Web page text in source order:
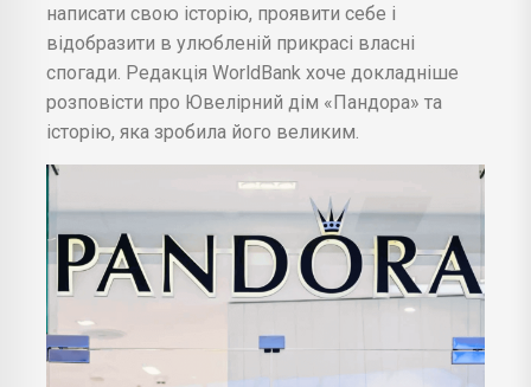
написати свою історію, проявити себе і
відобразити в улюбленій прикрасі власні
спогади. Редакція WorldBank хоче докладніше
розповісти про Ювелірний дім «Пандора» та
історію, яка зробила його великим.